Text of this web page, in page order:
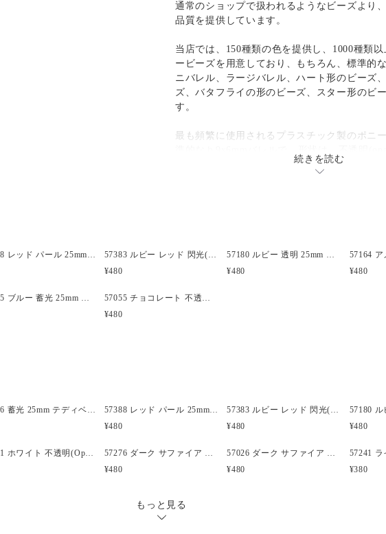
通常のショップで扱われるようなビーズより
品質を提供しています。
当店では、150種類の色を提供し、1000種類
ービーズを用意しており、もちろん、標準的
ニバレル、ラージバレル、ハート形のビーズ
ズ、バタフライの形のビーズ、スター形のビ
す。
最も頻繁に使用されるプラスチック製のポニ
閃光(sparkle)、ネオンブライト、透明、マット
ア、飛行機、トレイン、イルカ、ネコ、イヌ
上のエキサイティングで楽しい形状も選択す
内容量:10 Beads
材質:プラスチック
カラー:ブラック (052)
原産国:米国
続きを読む
57388 レッド パール 25mm テディベア ポニービーズ (10個)
57383 ルビー レッド 閃光(Sparkle) 25mm テディベア ポニービーズ (10個)
¥480
57180 ルビー 透明 25mm テディベア ポニービーズ (10個)
¥480
¥480
57385 ブルー 蓄光 25mm テディベア ポニービーズ (10個)
57055 チョコレート 不透明(Opaque) 25mm テディベア ポニービーズ (10個)
¥480
57386 蓄光 25mm テディベア ポニービーズ (10個)
57388 レッド パール 25mm テディベア ポニービーズ (10個)
¥480
57383 ルビー レッド 閃光(Sparkle) 25mm テディベア ポニービーズ (10個)
¥480
¥480
57301 ホワイト 不透明(Opaque) 25mm 飛行機 ポニービーズ (10個)
57276 ダーク サファイア 透明 25mm ボート ポニービーズ (10個)
¥480
57026 ダーク サファイア 透明 25mm クルマ ポニービーズ (10個)
¥480
¥380
もっと見る